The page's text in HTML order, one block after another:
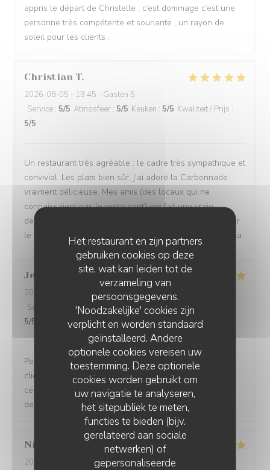
Het restaurant en zijn partners
gebruiken cookies op deze
site, wat kan leiden tot de
verzameling van
persoonsgegevens.
'Noodzakelijke' cookies zijn
verplicht en worden standaard
geïnstalleerd. Andere
optionele cookies vereisen uw
toestemming. Deze optionele
cookies worden gebruikt om
uw navigatie te analyseren,
het sitepubliek te meten,
functies te bieden (bijv.
gerelateerd aan sociale
netwerken) of
gepersonaliseerde
appris le départ de Christelle , c’est dommage c’est une
personne très compétente et souriante , un rayon de
soleil pour les clients .
Christian T
2026-08-05 - 19:45 - Gasten 5
Service : 5/5 Atmosfeer : 5/5 Keuken : 5/5 Kwaliteit / Prijs :
5/5
Un restaurant très agréable : le cadre très sympathique et
convivial. Les plats bien sûr, j'ai adoré la Carbonnade
vraiment délicieuse. Mes amis (des locaux qui ne
connaissaient pas le restaurant) ont fait une vraie
decouverte et ils reviendront. Une mention speciale pour
le service tres souriant (sincere) et serviable. Merci Sonia.
Jean Jacques B
2026-08-05
- 12:30 - Gasten 2
Service
Atmosfeer: 5/5 Keuken: 5/5 Kwaliteit / Prijs
5/5
Personnels très compétents service très à l’écoute des
clients on se sent pas du tout oppressé comme dans
certains restaurants et le menu très bon de l’entrée au
dessert
Nicole
2026-08-05 - 12:15 - Gasten 3